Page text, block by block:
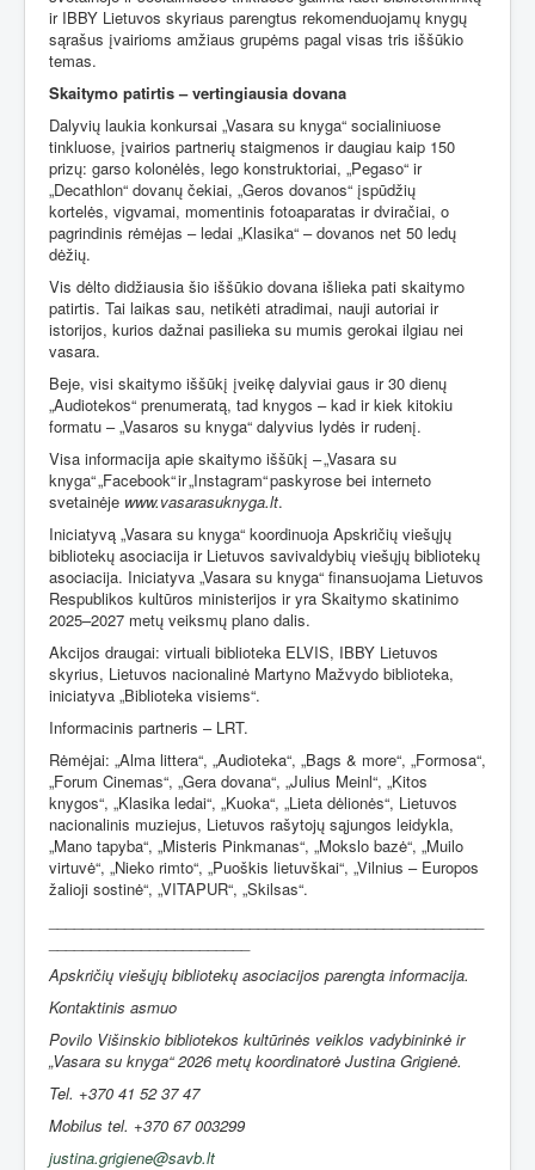
ir IBBY Lietuvos skyriaus parengtus rekomenduojamų knygų
sąrašus įvairioms amžiaus grupėms pagal visas tris iššūkio
temas.
Skaitymo patirtis – vertingiausia dovana
Dalyvių laukia konkursai „Vasara su knyga“ socialiniuose
tinkluose, įvairios partnerių staigmenos ir daugiau kaip 150
prizų: garso kolonėlės, lego konstruktoriai, „Pegaso“ ir
„Decathlon“ dovanų čekiai, „Geros dovanos“ įspūdžių
kortelės, vigvamai, momentinis fotoaparatas ir dviračiai, o
pagrindinis rėmėjas – ledai „Klasika“ – dovanos net 50 ledų
dėžių.
Vis dėlto didžiausia šio iššūkio dovana išlieka pati skaitymo
patirtis. Tai laikas sau, netikėti atradimai, nauji autoriai ir
istorijos, kurios dažnai pasilieka su mumis gerokai ilgiau nei
vasara.
Beje, visi skaitymo iššūkį įveikę dalyviai gaus ir 30 dienų
„Audiotekos“ prenumeratą, tad knygos – kad ir kiek kitokiu
formatu – „Vasaros su knyga“ dalyvius lydės ir rudenį.
Visa informacija apie skaitymo iššūkį – „Vasara su
knyga“ „Facebook“ ir „Instagram“ paskyrose bei interneto
svetainėje www.vasarasuknyga.lt.
Iniciatyvą „Vasara su knyga“ koordinuoja Apskričių viešųjų
bibliotekų asociacija ir Lietuvos savivaldybių viešųjų bibliotekų
asociacija. Iniciatyva „Vasara su knyga“ finansuojama Lietuvos
Respublikos kultūros ministerijos ir yra Skaitymo skatinimo
2025–2027 metų veiksmų plano dalis.
Akcijos draugai: virtuali biblioteka ELVIS, IBBY Lietuvos
skyrius, Lietuvos nacionalinė Martyno Mažvydo biblioteka,
iniciatyva „Biblioteka visiems“.
Informacinis partneris – LRT.
Rėmėjai: „Alma littera“, „Audioteka“, „Bags & more“, „Formosa“,
„Forum Cinemas“, „Gera dovana“, „Julius Meinl“, „Kitos
knygos“, „Klasika ledai“, „Kuoka“, „Lieta dėlionės“, Lietuvos
nacionalinis muziejus, Lietuvos rašytojų sąjungos leidykla,
„Mano tapyba“, „Misteris Pinkmanas“, „Mokslo bazė“, „Muilo
virtuvė“, „Nieko rimto“, „Puoškis lietuvškai“, „Vilnius – Europos
žalioji sostinė“, „VITAPUR“, „Skilsas“.
Apskričių viešųjų bibliotekų asociacijos parengta informacija.
Kontaktinis asmuo
Povilo Višinskio bibliotekos kultūrinės veiklos vadybininkė ir
„Vasara su knyga“ 2026 metų koordinatorė Justina Grigienė.
Tel. +370 41 52 37 47
Mobilus tel. +370 67 003299
justina.grigiene@savb.lt